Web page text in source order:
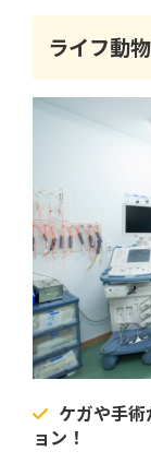
ライフ動
ケガや手
ョン！